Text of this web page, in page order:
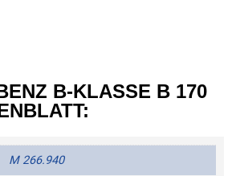
B-KLASSE B 170
M 266.940